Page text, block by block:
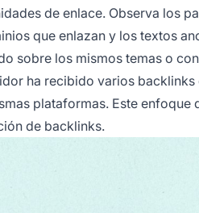
de enlace. Observa los
que enlazan y los textos
sobre los mismos temas o
ha recibido varios
plataformas. Este
de backlinks.